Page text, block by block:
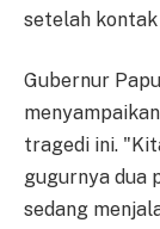
setelah
Gubernur
tragedi ini.
gugurnya dua
sedang